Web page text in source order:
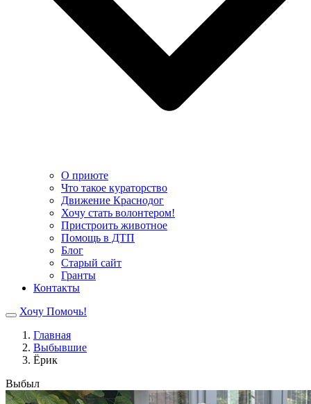
О приюте
Что такое кураторство
Движение Краснодог
Хочу стать волонтером!
Пристроить животное
Помощь в ДТП
Блог
Старый сайт
Гранты
Контакты
Хочу Помочь!
Главная
Выбывшие
Ёрик
Выбыл